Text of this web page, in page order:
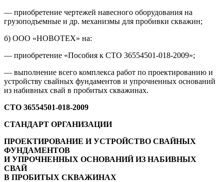
— приобретение чертежей навесного оборудования на
грузоподъемные и др. механизмы для пробивки скважин;
б) ООО «НОВОТЕХ» на:
— приобретение «Пособия к СТО 36554501-018-2009»;
— выполнение всего комплекса работ по проектированию и
устройству свайных фундаментов и упрочненных оснований
из набивных свай в пробитых скважинах.
СТО 36554501-018-2009
СТАНДАРТ ОРГАНИЗАЦИИ
ПРОЕКТИРОВАНИЕ И УСТРОЙСТВО СВАЙНЫХ
ФУНДАМЕНТОВ
И УПРОЧНЕННЫХ ОСНОВАНИЙ ИЗ НАБИВНЫХ
СВАЙ
В ПРОБИТЫХ СКВАЖИНАХ